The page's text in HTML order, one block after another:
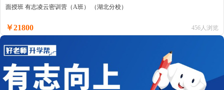
面授班 有志凌云密训营（A班） （湖北分校）
￥21800 456人浏览